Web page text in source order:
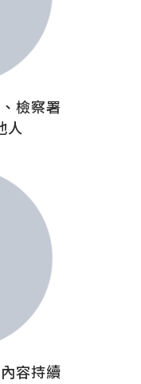
檢察署
人
容持續